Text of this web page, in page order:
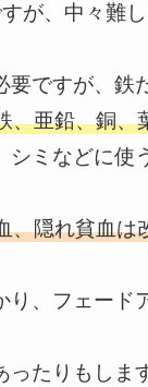
が、中々難
ですが、鉄
、亜鉛、銅
ミなどに使
、隠れ貧血は
、フェード
たりもしま